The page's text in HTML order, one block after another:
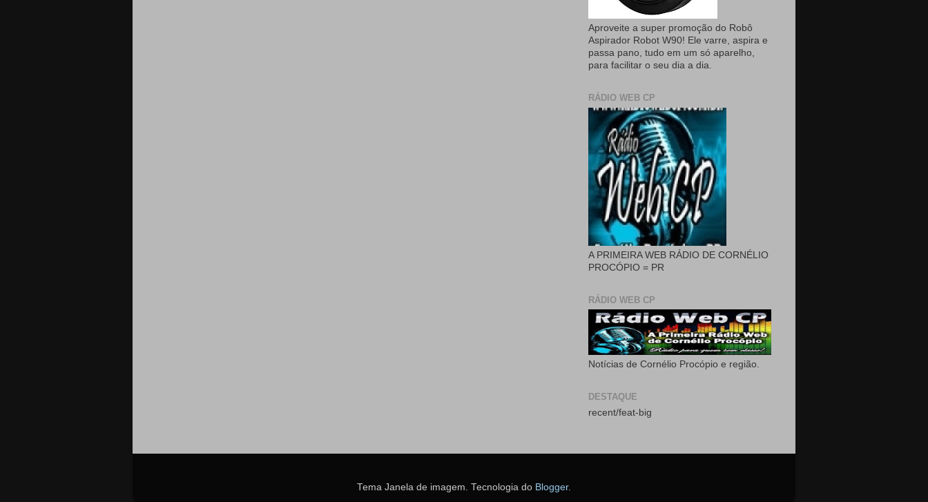
Aproveite a super promoção do Robô
Aspirador Robot W90! Ele varre, aspira e
passa pano, tudo em um só aparelho,
para facilitar o seu dia a dia.
RÁDIO WEB CP
A PRIMEIRA WEB RÁDIO DE CORNÉLIO
PROCÓPIO = PR
RÁDIO WEB CP
Notícias de Cornélio Procópio e região.
DESTAQUE
recent/feat-big
Tema Janela de imagem. Tecnologia do Blogger.